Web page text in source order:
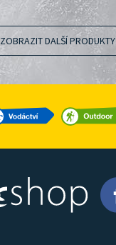
ZOBRAZIT DALŠÍ PRODUKTY